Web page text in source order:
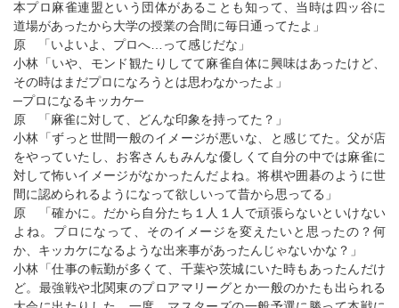
本プロ麻雀連盟という団体があることも知って、当時は四ッ谷に
道場があったから大学の授業の合間に毎日通ってたよ」
原 「いよいよ、プロへ…って感じだな」
小林「いや、モンド観たりしてて麻雀自体に興味はあったけど、
その時はまだプロになろうとは思わなかったよ」
─プロになるキッカケ─
原 「麻雀に対して、どんな印象を持ってた？」
小林「ずっと世間一般のイメージが悪いな、と感じてた。父が店
をやっていたし、お客さんもみんな優しくて自分の中では麻雀に
対して怖いイメージがなかったんだよね。将棋や囲碁のように世
間に認められるようになって欲しいって昔から思ってる」
原 「確かに。だから自分たち１人１人で頑張らないといけない
よね。プロになって、そのイメージを変えたいと思ったの？何
か、キッカケになるような出来事があったんじゃないかな？」
小林「仕事の転勤が多くて、千葉や茨城にいた時もあったんだけ
ど。最強戦や北関東のプロアマリーグとか一般のかたも出られる